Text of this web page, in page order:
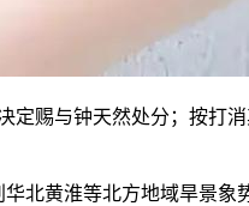
赐与钟天然处分；按打
黄淮等北方地域旱景象